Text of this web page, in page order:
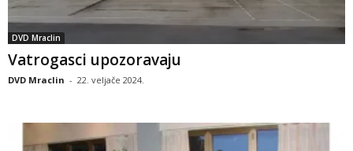
DVD Mraclin
Vatrogasci upozoravaju
DVD Mraclin - 22. veljače 2024.